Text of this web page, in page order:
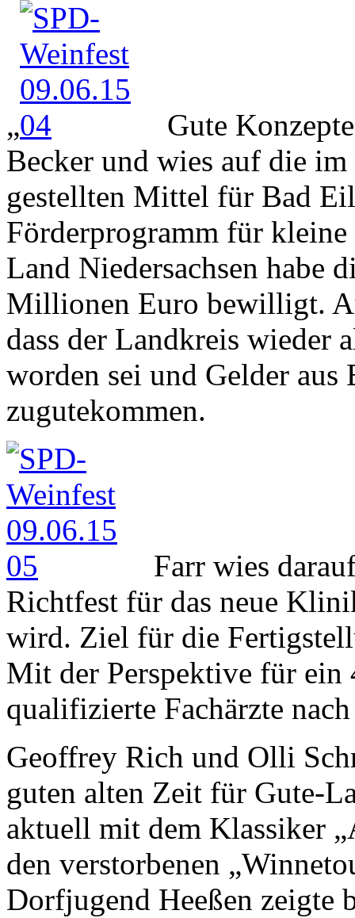
„
Gute
Becker und wies auf die
gestellten Mittel für Bad
Förderprogramm für
Land Niedersachsen habe
Millionen Euro bewilligt.
dass der Landkreis wieder
worden sei und Gelder
zugutekommen.
Farr wies
Richtfest für das neue
wird. Ziel für die
Mit der Perspektive für ein
qualifizierte Fachärzte
Geoffrey Rich und Olli
guten alten Zeit für Gute-
aktuell mit dem Klassiker
den verstorbenen
Dorfjugend Heeßen zeigte